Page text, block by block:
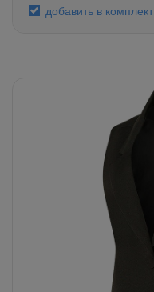
добавить в комплект